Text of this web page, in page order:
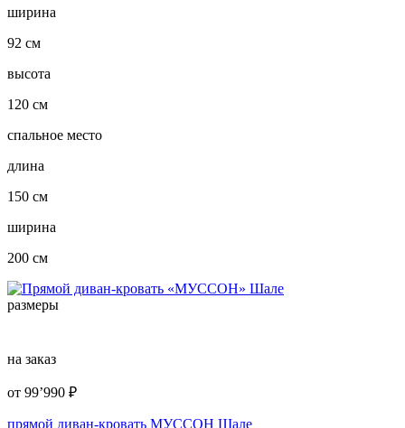
ширина
92 см
высота
120 см
спальное место
длина
150 см
ширина
200 см
размеры
на заказ
от 99’990 ₽
прямой диван-кровать МУССОН Шале